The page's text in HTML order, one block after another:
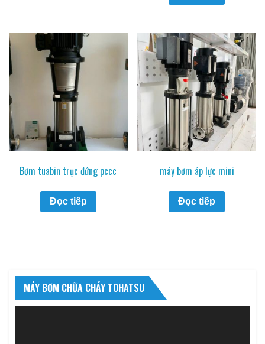
Bơm tuabin trục đứng pccc
Đọc tiếp
máy bơm áp lực mini
Đọc tiếp
MÁY BƠM CHỮA CHÁY TOHATSU